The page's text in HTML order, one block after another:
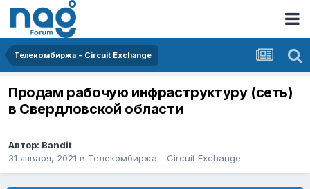
Телекомбиржа - Circuit Exchange
Продам рабочую инфраструктуру (сеть)
в Свердловской области
Автор: Bandit
31 января, 2021 в Телекомбиржа - Circuit Exchange